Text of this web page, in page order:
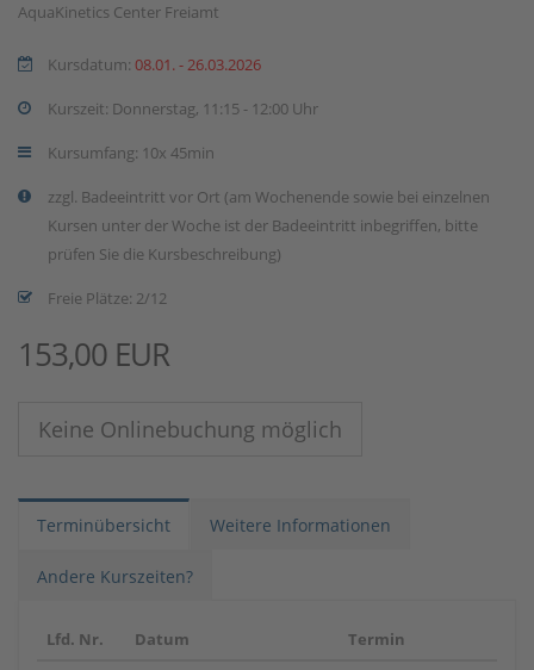
AquaKinetics Center Freiamt
Kursdatum: 08.01. - 26.03.2026
Kurszeit: Donnerstag, 11:15 - 12:00 Uhr
Kursumfang: 10x 45min
zzgl. Badeeintritt vor Ort (am Wochenende sowie bei einzelnen
Kursen unter der Woche ist der Badeeintritt inbegriffen, bitte
prüfen Sie die Kursbeschreibung)
Freie Plätze: 2/12
153,00 EUR
Keine Onlinebuchung möglich
Terminübersicht Weitere Informationen
Andere Kurszeiten?
Lfd. Nr. Datum
Termin